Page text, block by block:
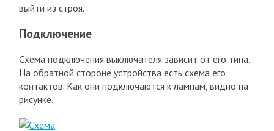
выйти из строя.
Подключение
Схема подключения выключателя зависит от его типа.
На обратной стороне устройства есть схема его
контактов. Как они подключаются к лампам, видно на
рисунке.